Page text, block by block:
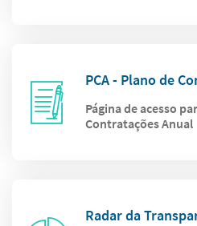
PCA - Plano de
Página de acesso
Contratações Anual
Radar da